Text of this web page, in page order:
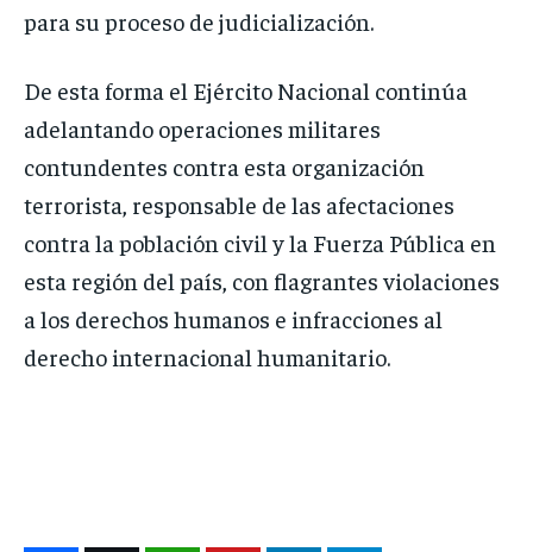
para su proceso de judicialización.
De esta forma el Ejército Nacional continúa
adelantando operaciones militares
contundentes contra esta organización
terrorista, responsable de las afectaciones
contra la población civil y la Fuerza Pública en
esta región del país, con flagrantes violaciones
a los derechos humanos e infracciones al
derecho internacional humanitario.